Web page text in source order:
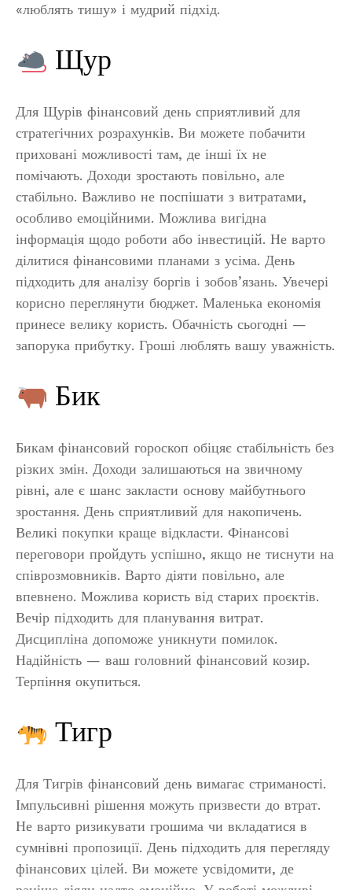
«люблять тишу» і мудрий підхід.
Щур
Для Щурів фінансовий день сприятливий для
стратегічних розрахунків. Ви можете побачити
приховані можливості там, де інші їх не
помічають. Доходи зростають повільно, але
стабільно. Важливо не поспішати з витратами,
особливо емоційними. Можлива вигідна
інформація щодо роботи або інвестицій. Не варто
ділитися фінансовими планами з усіма. День
підходить для аналізу боргів і зобов’язань. Увечері
корисно переглянути бюджет. Маленька економія
принесе велику користь. Обачність сьогодні —
запорука прибутку. Гроші люблять вашу уважність.
Бик
Бикам фінансовий гороскоп обіцяє стабільність без
різких змін. Доходи залишаються на звичному
рівні, але є шанс закласти основу майбутнього
зростання. День сприятливий для накопичень.
Великі покупки краще відкласти. Фінансові
переговори пройдуть успішно, якщо не тиснути на
співрозмовників. Варто діяти повільно, але
впевнено. Можлива користь від старих проєктів.
Вечір підходить для планування витрат.
Дисципліна допоможе уникнути помилок.
Надійність — ваш головний фінансовий козир.
Терпіння окупиться.
Тигр
Для Тигрів фінансовий день вимагає стриманості.
Імпульсивні рішення можуть призвести до втрат.
Не варто ризикувати грошима чи вкладатися в
сумнівні пропозиції. День підходить для перегляду
фінансових цілей. Ви можете усвідомити, де